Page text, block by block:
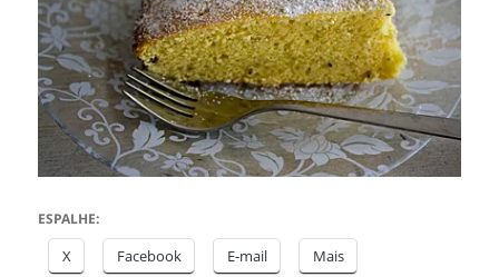
ESPALHE:
X Facebook E-mail Mais